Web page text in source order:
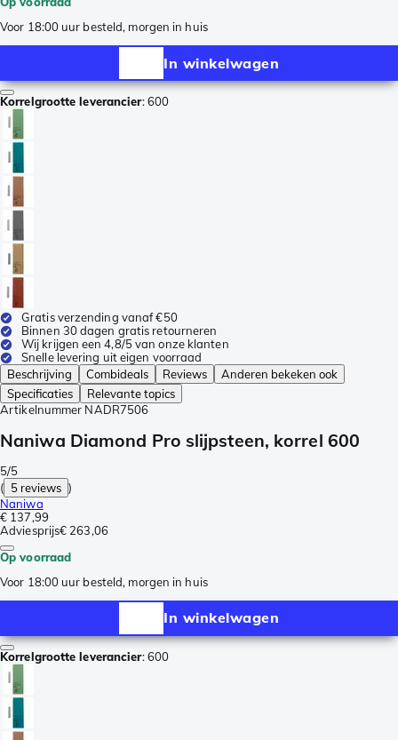
Voor 18:00 uur besteld, morgen in huis
In winkelwagen
Korrelgrootte leverancier:600
Gratis verzending vanaf €50
Binnen 30 dagen gratis retourneren
Wij krijgen een 4,8/5 van onze klanten
Snelle levering uit eigen voorraad
Beschrijving
Combideals Reviews
Anderen bekeken ook
Specificaties
Relevante topics
Artikelnummer NADR7506
Naniwa Diamond Pro slijpsteen, korrel 600
5/5
( 5 reviews )
Naniwa
€ 137,99
Adviesprijs€ 263,06
Op voorraad
Voor 18:00 uur besteld, morgen in huis
In winkelwagen
Korrelgrootte leverancier:600